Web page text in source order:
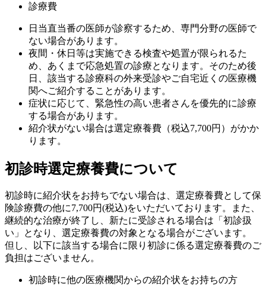
診療費
日当直当番の医師が診察するため、専門分野の医師で
ない場合があります。
夜間・休日等は実施できる検査や処置が限られるた
め、あくまで応急処置の診療となります。そのため後
日、該当する診療科の外来受診やご自宅近くの医療機
関へご紹介することがあります。
症状に応じて、緊急性の高い患者さんを優先的に診療
する場合があります。
紹介状がない場合は選定療養費（税込7,700円）がかか
ります。
初診時選定療養費について
初診時に紹介状をお持ちでない場合は、選定療養費として保
険診療費の他に7,700円(税込)をいただいております。また、
継続的な治療が終了し、新たに受診される場合は「初診扱
い」となり、選定療養費の対象となる場合がございます。
但し、以下に該当する場合に限り初診に係る選定療養費のご
負担はございません。
初診時に他の医療機関からの紹介状をお持ちの方